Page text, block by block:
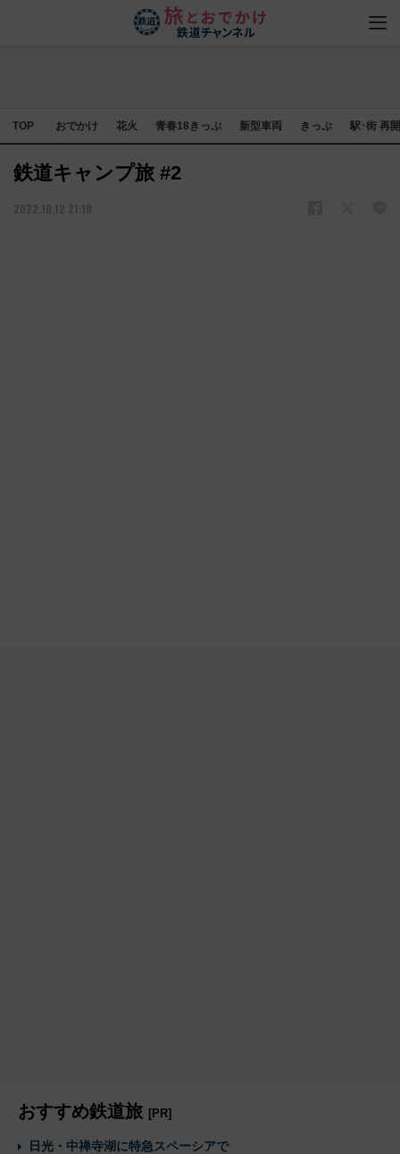
TOP おでかけ 花火 青春18きっぷ 新型車両 きっぷ 駅･街 再
鉄道キャンプ旅 #2
2022.10.12 21:10
おすすめ鉄道旅 [PR]
日光・中禅寺湖に特急スペーシアで